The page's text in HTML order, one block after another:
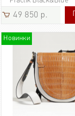
49 850 р.
Новинки